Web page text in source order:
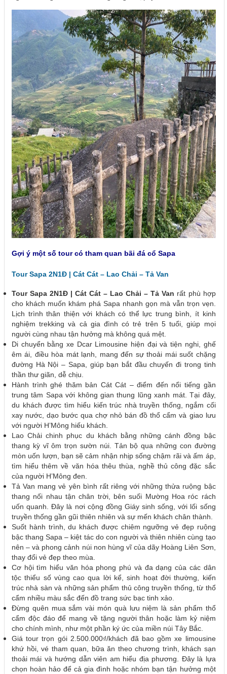
Gợi ý một số tour có tham quan bãi đá cổ Sapa
Tour Sapa 2N1Đ | Cát Cát – Lao Chải – Tả Van
Tour Sapa 2N1Đ | Cát Cát – Lao Chải – Tả Van rất phù hợp
cho khách muốn khám phá Sapa nhanh gọn mà vẫn trọn vẹn.
Lịch trình thân thiện với khách có thể lực trung bình, ít kinh
nghiệm trekking và cả gia đình có trẻ trên 5 tuổi, giúp mọi
người cùng nhau tận hưởng mà không quá mệt.
Di chuyển bằng xe Dcar Limousine hiện đại và tiện nghi, ghế
êm ái, điều hòa mát lạnh, mang đến sự thoải mái suốt chặng
đường Hà Nội – Sapa, giúp bạn bắt đầu chuyến đi trong tinh
thần thư giãn, dễ chịu.
Hành trình ghé thăm bản Cát Cát – điểm đến nổi tiếng gần
trung tâm Sapa với không gian thung lũng xanh mát. Tại đây,
du khách được tìm hiểu kiến trúc nhà truyền thống, ngắm cối
xay nước, dạo bước qua chợ nhỏ bán đồ thổ cẩm và giao lưu
với người H’Mông hiếu khách.
Lao Chải chinh phục du khách bằng những cánh đồng bậc
thang kỳ vĩ ôm trọn sườn núi. Tản bộ qua những con đường
mòn uốn lượn, bạn sẽ cảm nhận nhịp sống chậm rãi và ấm áp,
tìm hiểu thêm về văn hóa thêu thùa, nghề thủ công đặc sắc
của người H’Mông đen.
Tả Van mang vẻ yên bình rất riêng với những thửa ruộng bậc
thang nối nhau tận chân trời, bên suối Mường Hoa róc rách
uốn quanh. Đây là nơi cộng đồng Giáy sinh sống, với lối sống
truyền thống gần gũi thiên nhiên và sự mến khách chân thành.
Suốt hành trình, du khách được chiêm ngưỡng vẻ đẹp ruộng
bậc thang Sapa – kiệt tác do con người và thiên nhiên cùng tạo
nên – và phong cảnh núi non hùng vĩ của dãy Hoàng Liên Sơn,
thay đổi vẻ đẹp theo mùa.
Cơ hội tìm hiểu văn hóa phong phú và đa dạng của các dân
tộc thiểu số vùng cao qua lời kể, sinh hoạt đời thường, kiến
trúc nhà sàn và những sản phẩm thủ công truyền thống, từ thổ
cẩm nhiều màu sắc đến đồ trang sức bạc tinh xảo.
Đừng quên mua sắm vài món quà lưu niệm là sản phẩm thổ
cẩm độc đáo để mang về tặng người thân hoặc làm kỷ niệm
cho chính mình, như một phần ký ức của miền núi Tây Bắc.
Giá tour trọn gói 2.500.000₫/khách đã bao gồm xe limousine
khứ hồi, vé tham quan, bữa ăn theo chương trình, khách sạn
thoải mái và hướng dẫn viên am hiểu địa phương. Đây là lựa
chọn hoàn hảo để cả gia đình hoặc nhóm bạn tận hưởng một